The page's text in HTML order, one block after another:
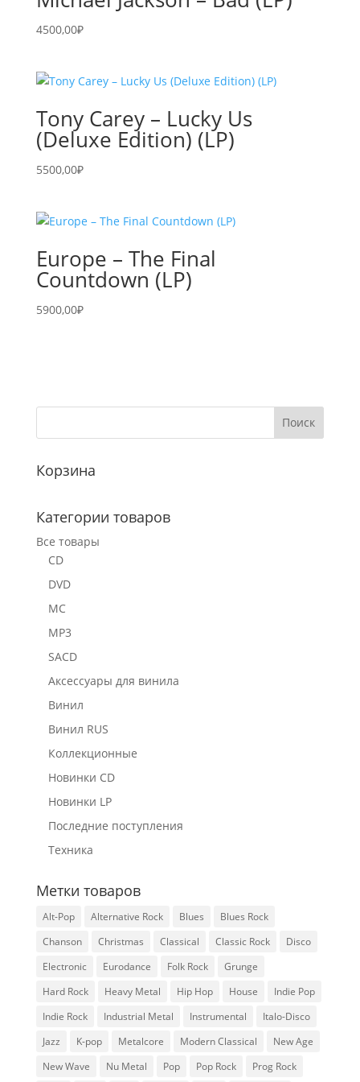
4500,00₽
Tony Carey – Lucky Us
(Deluxe Edition) (LP)
5500,00₽
Europe – The Final
Countdown (LP)
5900,00₽
Корзина
Категории товаров
Все товары
CD
DVD
MC
MP3
SACD
Аксессуары для винила
Винил
Винил RUS
Коллекционные
Новинки CD
Новинки LP
Последние поступления
Техника
Метки товаров
Alt-Pop Alternative Rock Blues
Blues Rock
Chanson
Christmas Classical Classic Rock
Disco
Electronic
Eurodance Folk Rock
Grunge
Hard Rock
Heavy Metal Hip Hop House
Indie Pop
Indie Rock
Industrial Metal Instrumental
Italo-Disco
Jazz
K-pop Metalcore Modern Classical
New Age
New Wave
Nu Metal Pop Pop Rock Prog Rock